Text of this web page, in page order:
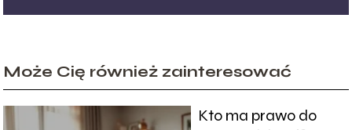
Może Cię również zainteresować
Kto ma prawo do